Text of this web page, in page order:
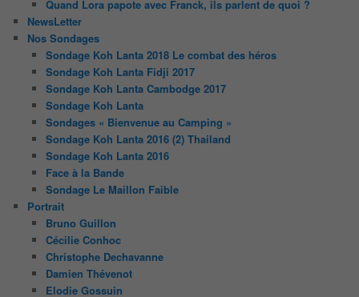
Quand Lora papote avec Franck, ils parlent de quoi ?
NewsLetter
Nos Sondages
Sondage Koh Lanta 2018 Le combat des héros
Sondage Koh Lanta Fidji 2017
Sondage Koh Lanta Cambodge 2017
Sondage Koh Lanta
Sondages « Bienvenue au Camping »
Sondage Koh Lanta 2016 (2) Thailand
Sondage Koh Lanta 2016
Face à la Bande
Sondage Le Maillon Faible
Portrait
Bruno Guillon
Cécilie Conhoc
Christophe Dechavanne
Damien Thévenot
Elodie Gossuin